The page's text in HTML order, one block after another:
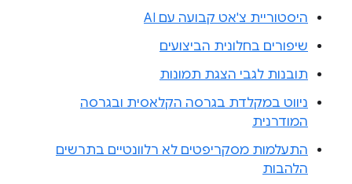
היסטוריית צ'אט קבועה עם AI
שיפורים בחלונית הביצועים
תובנות לגבי הצגת תמונות
ניווט במקלדת בגרסה הקלאסית ובגרסה
המודרנית
התעלמות מסקריפטים לא רלוונטיים בתרשים
הלהבות